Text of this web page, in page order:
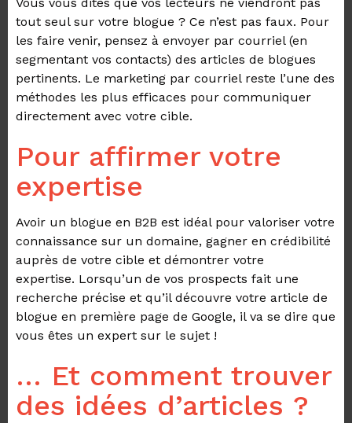
tout seul sur votre blogue ? Ce n’est pas faux. Pour
les faire venir, pensez à envoyer par courriel (en
segmentant vos contacts) des articles de blogues
pertinents. Le marketing par courriel reste l’une des
méthodes les plus efficaces pour communiquer
directement avec votre cible.
Pour affirmer votre
expertise
Avoir un blogue en B2B est idéal pour valoriser votre
connaissance sur un domaine, gagner en crédibilité
auprès de votre cible et démontrer votre
expertise. Lorsqu’un de vos prospects fait une
recherche précise et qu’il découvre votre article de
blogue en première page de Google, il va se dire que
vous êtes un expert sur le sujet !
… Et comment trouver
des idées d’articles ?